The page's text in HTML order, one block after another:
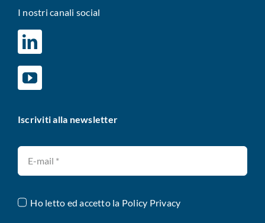
I nostri canali social
Iscriviti alla newsletter
Ho letto ed accetto la Policy Privacy